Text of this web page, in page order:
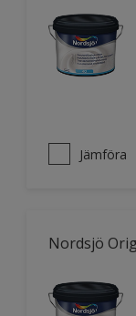
Jämföra
Nordsjö